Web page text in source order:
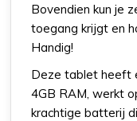
Bovendien kun je
toegang krijgt en
Handig!
Deze tablet heeft
4GB RAM, werkt
krachtige batterij